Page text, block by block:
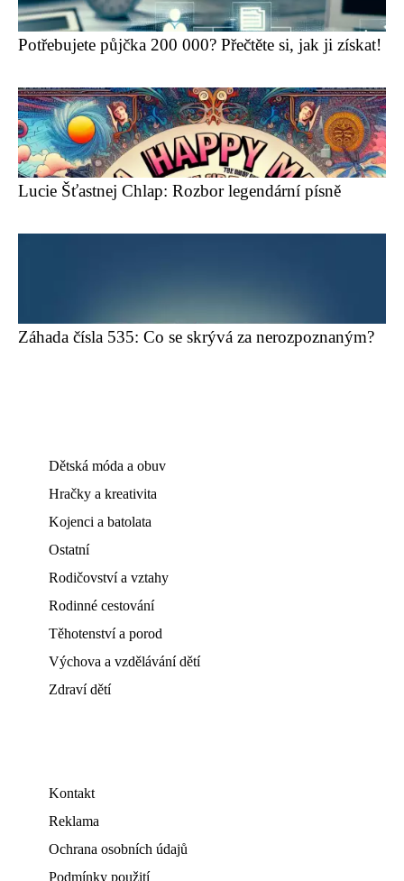
Potřebujete půjčka 200 000? Přečtěte si, jak ji získat!
Lucie Šťastnej Chlap: Rozbor legendární písně
Záhada čísla 535: Co se skrývá za nerozpoznaným?
Dětská móda a obuv
Hračky a kreativita
Kojenci a batolata
Ostatní
Rodičovství a vztahy
Rodinné cestování
Těhotenství a porod
Výchova a vzdělávání dětí
Zdraví dětí
Kontakt
Reklama
Ochrana osobních údajů
Podmínky použití